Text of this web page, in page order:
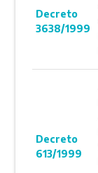
Decreto
3638/1999
Decreto
613/1999